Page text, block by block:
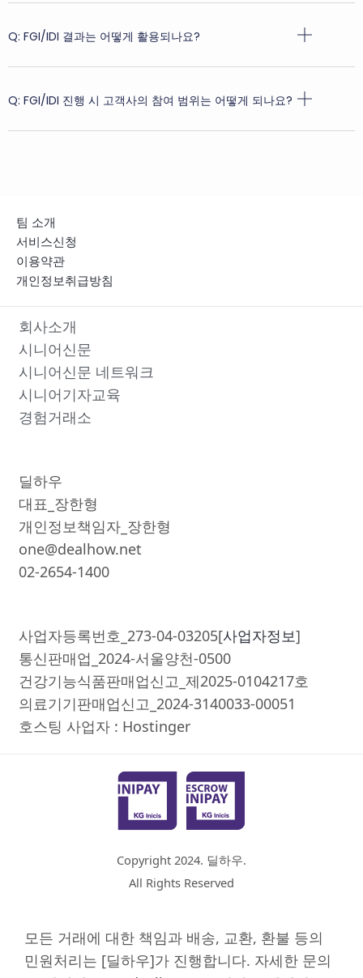
Q: FGI/IDI 결과는 어떻게 활용되나요?
Q: FGI/IDI 진행 시 고객사의 참여 범위는 어떻게 되나요?
팀 소개
서비스신청
이용약관
개인정보취급방침
회사소개
시니어신문
시니어신문 네트워크
시니어기자교육
경험거래소
딜하우
대표_장한형
개인정보책임자_장한형
one@dealhow.net
02-2654-1400
사업자등록번호_273-04-03205[사업자정보]
통신판매업_2024-서울양천-0500
건강기능식품판매업신고_제2025-0104217호
의료기기판매업신고_2024-3140033-00051
호스팅 사업자 : Hostinger
Copyright 2024. 딜하우.
All Rights Reserved
모든 거래에 대한 책임과 배송, 교환, 환불 등의
민원처리는 [딜하우]가 진행합니다. 자세한 문의